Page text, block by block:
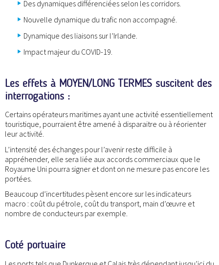
Des dynamiques différenciées selon les corridors.
Nouvelle dynamique du trafic non accompagné.
Dynamique des liaisons sur l’Irlande.
Impact majeur du COVID-19.
Les effets à MOYEN/LONG TERMES suscitent des
interrogations :
Certains opérateurs maritimes ayant une activité essentiellement
touristique, pourraient être amené à disparaitre ou à réorienter
leur activité.
L’intensité des échanges pour l’avenir reste difficile à
appréhender, elle sera liée aux accords commerciaux que le
Royaume Uni pourra signer et dont on ne mesure pas encore les
portées.
Beaucoup d’incertitudes pèsent encore sur les indicateurs
macro : coût du pétrole, coût du transport, main d’œuvre et
nombre de conducteurs par exemple.
Coté portuaire